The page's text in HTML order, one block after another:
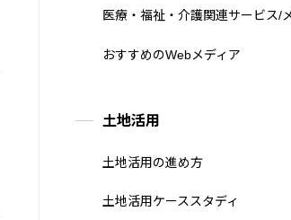
医療・福祉・介護関連サービス/
おすすめのWebメディア
土地活用
土地活用の進め方
土地活用ケーススタディ